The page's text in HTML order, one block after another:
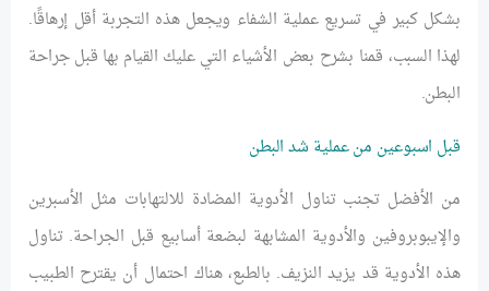
بشكل كبير في تسريع عملية الشفاء ويجعل هذه التجربة أقل إرهاقًا.
لهذا السبب، قمنا بشرح بعض الأشياء التي عليك القيام بها قبل جراحة
البطن.
قبل اسبوعين من عملية شد البطن
من الأفضل تجنب تناول الأدوية المضادة للالتهابات مثل الأسبرين
والإيبوبروفين والأدوية المشابهة لبضعة أسابيع قبل الجراحة. تناول
هذه الأدوية قد يزيد النزيف. بالطبع، هناك احتمال أن يقترح الطبيب